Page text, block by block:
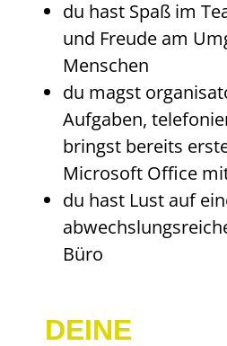
du hast Spaß im
und Freude am
Menschen
du magst
Aufgaben,
bringst bereits
Microsoft Office
du hast Lust auf
Büro
DEINE